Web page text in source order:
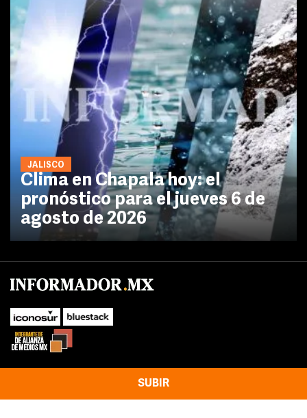
JALISCO
Clima en Chapala hoy: el
pronóstico para el jueves 6 de
agosto de 2026
SUBIR